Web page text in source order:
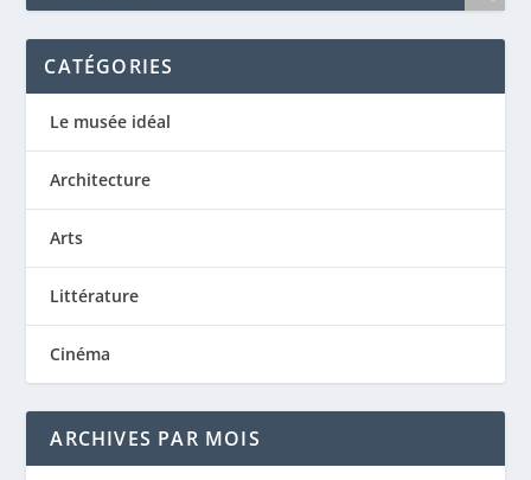
CATÉGORIES
Le musée idéal
Architecture
Arts
Littérature
Cinéma
ARCHIVES PAR MOIS